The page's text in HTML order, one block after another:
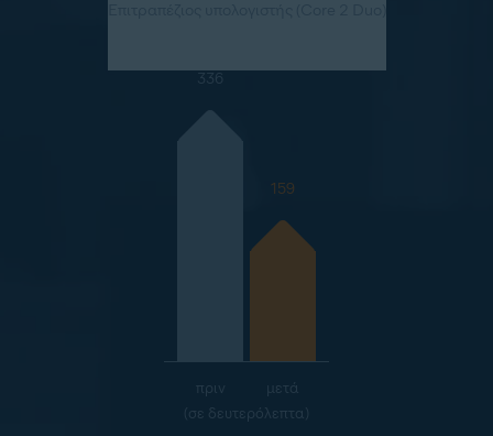
336
159
πριν
μετά
(σε δευτερόλεπτα)